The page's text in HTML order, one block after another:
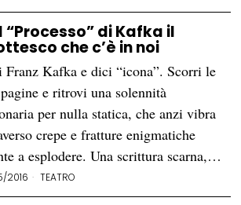
“Processo” di Kafka il
che c’è in noi
Franz Kafka e dici “icona”. Scorri le
e ritrovi una solennità
per nulla statica, che anzi vibra
crepe e fratture enigmatiche
a esplodere. Una scrittura scarna,…
2016 TEATRO